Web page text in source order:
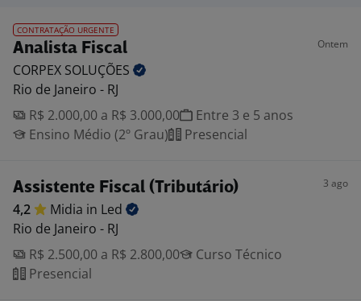
CONTRATAÇÃO URGENTE
Analista Fiscal Ontem
CORPEX SOLUÇÕES
Rio de Janeiro - RJ
R$ 2.000,00 a R$ 3.000,00
Entre 3 e 5 anos
Ensino Médio (2º Grau)
Presencial
Assistente Fiscal (Tributário) 3 ago
4,2 Midia in Led
Rio de Janeiro - RJ
R$ 2.500,00 a R$ 2.800,00
Curso Técnico
Presencial